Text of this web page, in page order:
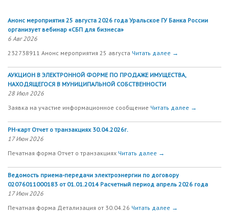
Анонс мероприятия 25 августа 2026 года Уральское ГУ Банка России
организует вебинар «СБП для бизнеса»
6 Авг 2026
232738911 Анонс мероприятия 25 августа Читать далее →
АУКЦИОН В ЭЛЕКТРОННОЙ ФОРМЕ ПО ПРОДАЖЕ ИМУЩЕСТВА,
НАХОДЯЩЕГОСЯ В МУНИЦИПАЛЬНОЙ СОБСТВЕННОСТИ
28 Июл 2026
Заявка на участие информационное сообщение Читать далее →
РН-карт Отчет о транзакциях 30.04.2026г.
17 Июн 2026
Печатная форма Отчет о транзакциях Читать далее →
Ведомость приема-передачи электроэнергии по договору
02076011000183 от 01.01.2014 Расчетный период апрель 2026 года
17 Июн 2026
Печатная форма Детализация от 30.04.26 Читать далее →